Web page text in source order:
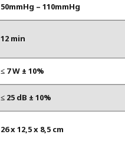
50mmHg – 110mmHg
12 min
≤ 7 W ± 10%
≤ 25 dB ± 10%
26 x 12,5 x 8,5 cm